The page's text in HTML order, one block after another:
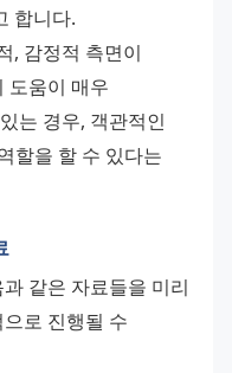
합니다.
, 감정적 측면이
도움이 매우
는 경우, 객관적인
할을 할 수 있다는
같은 자료들을 미리
로 진행될 수